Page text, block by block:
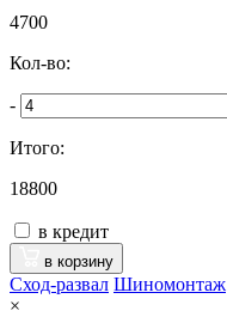
4700
Кол-во:
-
Итого:
18800
в кредит
в корзину
Сход-развал Шиномонтаж
×